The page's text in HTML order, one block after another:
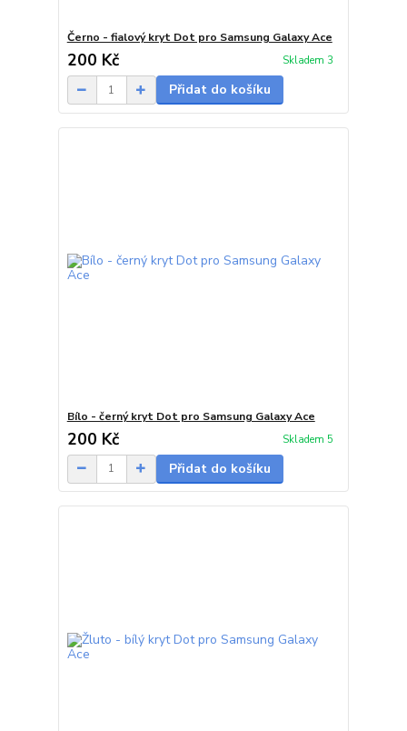
Černo - fialový kryt Dot pro Samsung Galaxy Ace
200 Kč Skladem 3
Přidat do košíku
Bílo - černý kryt Dot pro Samsung Galaxy Ace
200 Kč Skladem 5
Přidat do košíku